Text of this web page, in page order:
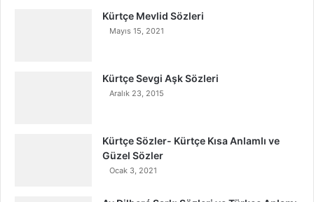
Kürtçe Mevlid Sözleri
Mayıs 15, 2021
Kürtçe Sevgi Aşk Sözleri
Aralık 23, 2015
Kürtçe Sözler- Kürtçe Kısa Anlamlı ve
Güzel Sözler
Ocak 3, 2021